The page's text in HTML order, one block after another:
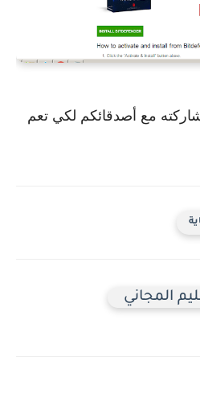
مع أصدقائكم لكي تعم
المجاني